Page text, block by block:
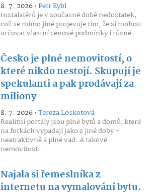
8. 7. 2026 •Petr Eybl
Instalatérů je v současné době nedostatek,
což se mimo jiné projevuje tím, že si mohou
určovat vlastní cenové podmínky i různé...
Česko je plné nemovitostí, o
které nikdo nestojí. Skupují je
spekulanti a pak prodávají za
miliony
8. 7. 2026 •Tereza Loskotová
Realitní portály jsou plné bytů a domů, které
na fotkách vypadají jako z jiné doby –
neatraktivně a plné vad. A takové
nemovitosti...
Najala si řemeslníka z
internetu na vymalování bytu.